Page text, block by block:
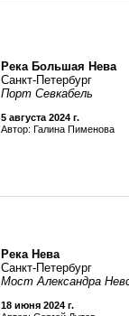
Река Большая Нева
Санкт-Петербург
Порт Севкабель
5 августа 2024 г.
Автор: Галина Пименова
Река Нева
Санкт-Петербург
Мост Александра
18 июня 2024 г.